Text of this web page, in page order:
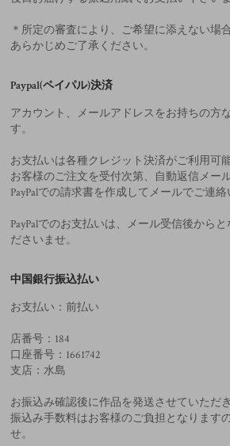
＊所定の審査により、ご希望に添えない場
あらかじめご了承ください。
Paypal(ペイパル)決済
アカウント、メールアドレスをお持ちの方
す。
お支払いは各種クレジット決済がご利用可
お客様のご注文を受付次第、自動返信メー
PayPalでの請求書を作成してメールでご連絡
PayPalでのお支払いは、メール受信後から
ださいませ。
中国銀行振込払い
お支払い：前払い
店番号：184
口座番号：1661742
支店：水島
お振込み確認後に作品を発送させていただき
振込み手数料はお客様のご負担となります
せ。